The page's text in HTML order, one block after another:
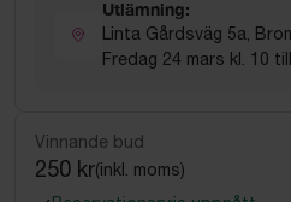
Utlämning:
Linta Gårdsväg 5a,
Fredag 24 mars kl. 10
Vinnande bud
250 kr(inkl. moms)